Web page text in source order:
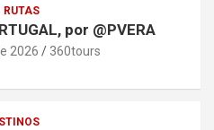
RUTAS
por @PVERA
2026 360tours